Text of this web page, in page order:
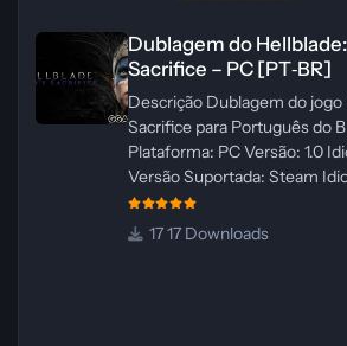
Dublagem do
Sacrifice – PC [PT‑BR]
Descrição Dublagem do jogo
Sacrifice para Português do
Plataforma: PC Versão: 1.0
Versão Suportada: Steam
Inglês Lançamento: 26/01/
Créditos — Central de
17 Downloads